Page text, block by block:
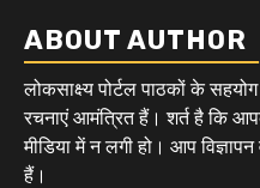
ABOUT AUTHOR
लोकसाक्ष्य पोर्टल पाठकों के
रचनाएं आमंत्रित हैं। शर्त है कि
मीडिया में न लगी हो। आप
हैं।